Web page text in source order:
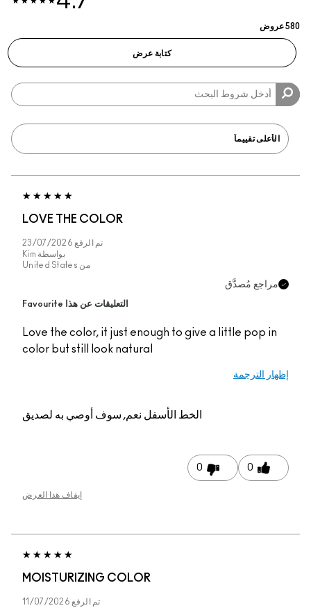
كتابة عرض
LOVE THE COLOR
تم الرفع 23/07/2026
بواسطةKim
United States
مراجع مُصدَّق
التعليقات عن هذا Favourite
Love the color, it just enough to give a little pop in
color but still look natural
إظهار الترجمة
الخط الأسفلنعم, سوف أوصي به لصديق
0
0
إيقاف هذا العرض
MOISTURIZING COLOR
تم الرفع 11/07/2026